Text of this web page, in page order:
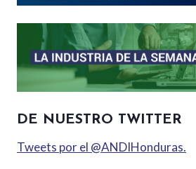
DE NUESTRO TWITTER
Tweets por el @ANDIHonduras.